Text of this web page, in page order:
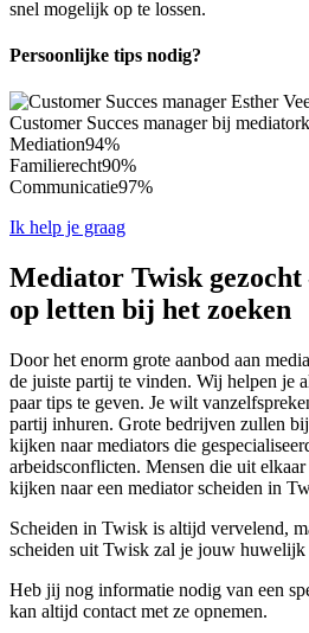
snel mogelijk op te lossen.
Persoonlijke tips nodig?
Customer Succes manager bij
Mediation94%
Familierecht90%
Communicatie97%
Ik help je graag
Mediator Twisk gezocht
op letten bij het zoeken
Door het enorm grote aanbod aan
de juiste partij te vinden. Wij helpen je
paar tips te geven. Je wilt
partij inhuren. Grote bedrijven zullen
kijken naar mediators die
arbeidsconflicten. Mensen die uit
kijken naar een mediator scheiden in
Scheiden in Twisk is altijd vervelend,
scheiden uit Twisk zal je jouw
Heb jij nog informatie nodig van een
kan altijd contact met ze opnemen.